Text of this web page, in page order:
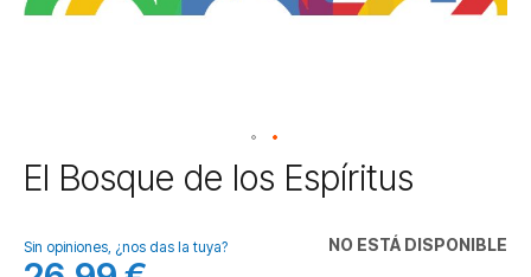
Saltar
al
de
la
El Bosque de los Espíritus
NO ESTÁ DISPONIBLE
Sin opiniones, ¿nos das la tuya?